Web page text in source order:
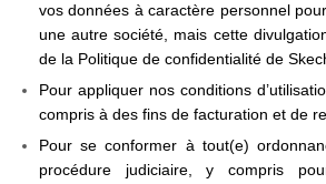
vos données à caractère personnel
une autre société, mais cette
de la Politique de confidentialité de
Pour appliquer nos conditions
compris à des fins de facturation et de
Pour se conformer à tout(e)
procédure judiciaire, y compris